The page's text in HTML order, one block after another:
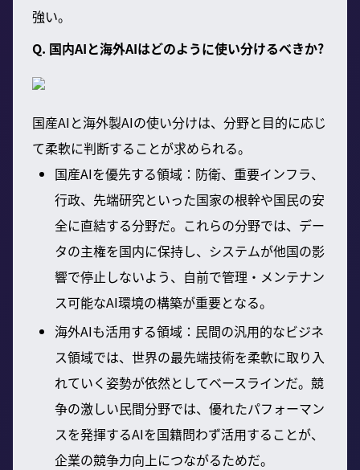
強い。
Q. 国内AIと海外AIはどのように使い分けるべきか?
国産AIと海外製AIの使い分けは、分野と目的に応じ
て柔軟に判断することが求められる。
国産AIを優先する領域：防衛、重要インフラ、
行政、先端研究といった国家の根幹や国民の安
全に直結する分野だ。これらの分野では、デー
タの主権を国内に保持し、システムが他国の影
響で停止しないよう、自前で管理・メンテナン
ス可能なAI環境の構築が重要となる。
海外AIも活用する領域：民間の汎用的なビジネ
ス領域では、世界の最先端技術を柔軟に取り入
れていく姿勢が依然としてベースラインだ。競
争の激しい民間分野では、優れたパフォーマン
スを発揮するAIを国籍問わず活用することが、
企業の競争力向上につながるためだ。